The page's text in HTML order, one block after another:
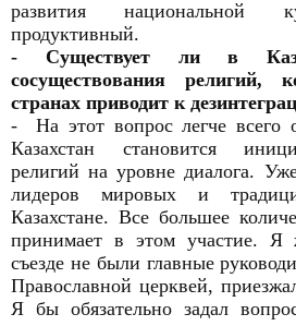
развития национальной
продуктивный.
- Существует ли в
сосуществования религий,
странах приводит к
- На этот вопрос легче всего
Казахстан становится
религий на уровне диалога.
лидеров мировых и
Казахстане. Все большее
принимает в этом участие.
съезде не были главные
Православной церквей,
Я бы обязательно задал